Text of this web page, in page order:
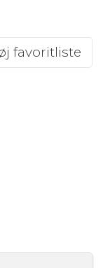
favoritliste